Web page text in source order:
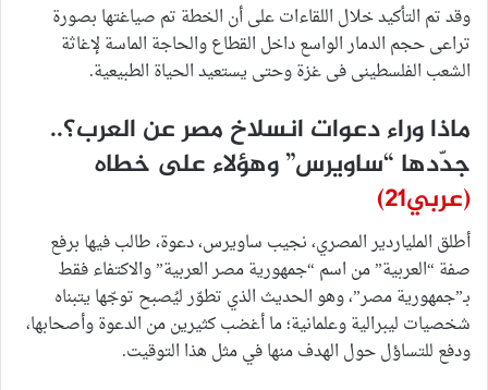
وقد تم التأكيد خلال اللقاءات على أن الخطة تم صياغتها بصورة
تراعى حجم الدمار الواسع داخل القطاع والحاجة الماسة لإغاثة
الشعب الفلسطينى فى غزة وحتى يستعيد الحياة الطبيعية.
ماذا وراء دعوات انسلاخ مصر عن العرب؟..
جدّدها “ساويرس” وهؤلاء على خطاه
(عربي21)
أطلق الملياردير المصري، نجيب ساويرس، دعوة، طالب فيها برفع
صفة “العربية” من اسم “جمهورية مصر العربية” والاكتفاء فقط
بـ”جمهورية مصر”، وهو الحديث الذي تطوّر ليُصبح توجّها يتبناه
شخصيات ليبرالية وعلمانية؛ ما أغضب كثيرين من الدعوة وأصحابها،
ودفع للتساؤل حول الهدف منها في مثل هذا التوقيت.